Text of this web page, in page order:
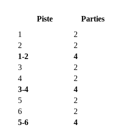
Piste
Parties
1
2
2
2
1-2
4
3
2
4
2
3-4
4
5
2
6
2
5-6
4